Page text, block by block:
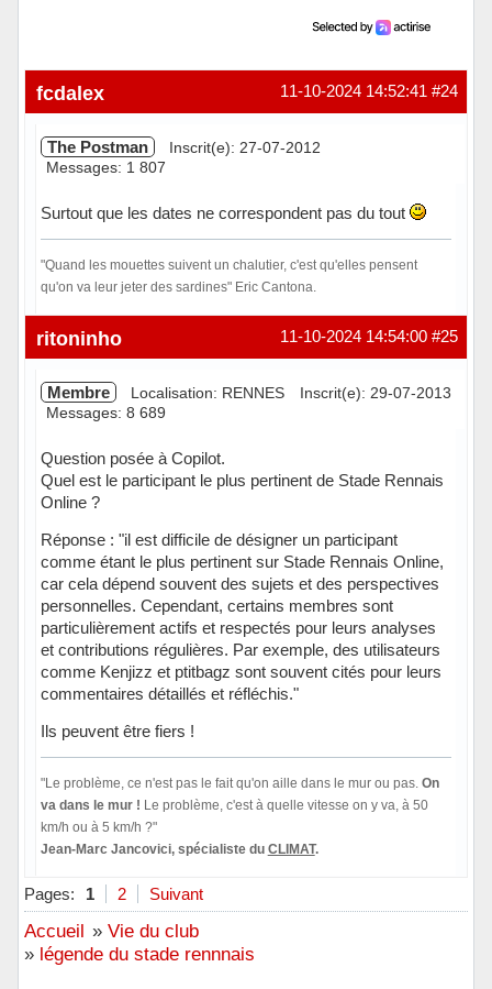
#24
11-10-2024 14:52:41
fcdalex
The Postman
Inscrit(e): 27-07-2012
Messages: 1 807
Surtout que les dates ne correspondent pas du tout
"Quand les mouettes suivent un chalutier, c'est qu'elles pensent
qu'on va leur jeter des sardines" Eric Cantona.
Hors ligne #25
11-10-2024 14:54:00
ritoninho
Membre Localisation: RENNES
Inscrit(e): 29-07-2013
Messages: 8 689
Question posée à Copilot.
Quel est le participant le plus pertinent de Stade Rennais
Online ?
Réponse : "il est difficile de désigner un participant
comme étant le plus pertinent sur Stade Rennais Online,
car cela dépend souvent des sujets et des perspectives
personnelles. Cependant, certains membres sont
particulièrement actifs et respectés pour leurs analyses
et contributions régulières. Par exemple, des utilisateurs
comme Kenjizz et ptitbagz sont souvent cités pour leurs
commentaires détaillés et réfléchis."
Ils peuvent être fiers !
"Le problème, ce n'est pas le fait qu'on aille dans le mur ou pas. On
va dans le mur ! Le problème, c'est à quelle vitesse on y va, à 50
km/h ou à 5 km/h ?"
Jean-Marc Jancovici, spécialiste du CLIMAT.
Hors ligne
Pages: 1 2 Suivant
Accueil » Vie du club
» légende du stade rennnais